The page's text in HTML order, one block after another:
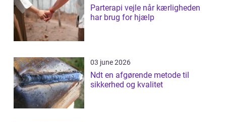
Parterapi vejle når kærligheden
har brug for hjælp
03 june 2026
Ndt en afgørende metode til
sikkerhed og kvalitet